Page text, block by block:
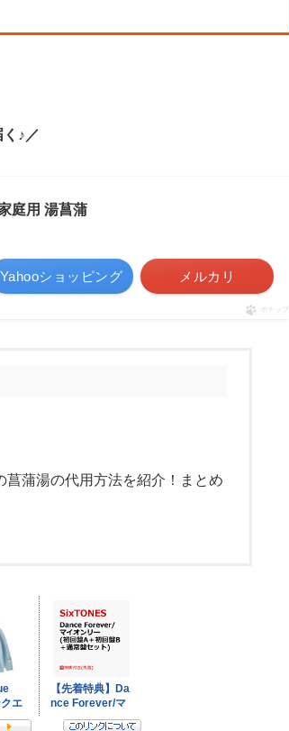
♪／
庭用 湯菖蒲
Yahooショッピング メルカリ
ポチップ
蒲湯の代用方法を紹介！まとめ